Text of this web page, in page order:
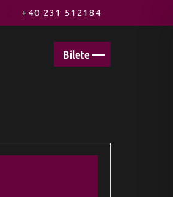
+40 231 512184
Bilete